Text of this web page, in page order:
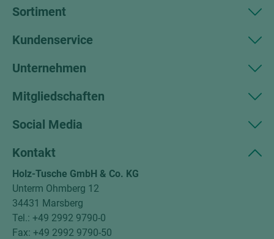
Sortiment
Kundenservice
Unternehmen
Mitgliedschaften
Social Media
Kontakt
Holz-Tusche GmbH & Co. KG
Unterm Ohmberg 12
34431 Marsberg
Tel.: +49 2992 9790-0
Fax: +49 2992 9790-50